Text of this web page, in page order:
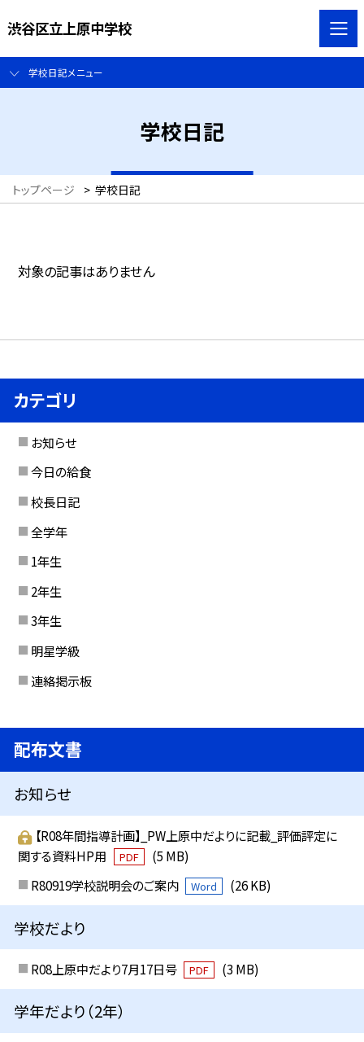
渋谷区立上原中学校
学校日記メニュー
学校日記
トップページ > 学校日記
対象の記事はありません
カテゴリ
お知らせ
今日の給食
校長日記
全学年
1年生
2年生
3年生
明星学級
連絡掲示板
配布文書
お知らせ
【R08年間指導計画】_PW上原中だよりに記載_評価評定に
関する資料HP用
PDF
(5 MB)
R80919学校説明会のご案内
Word (26 KB)
学校だより
R08上原中だより7月17日号 PDF (3 MB)
学年だより（2年）